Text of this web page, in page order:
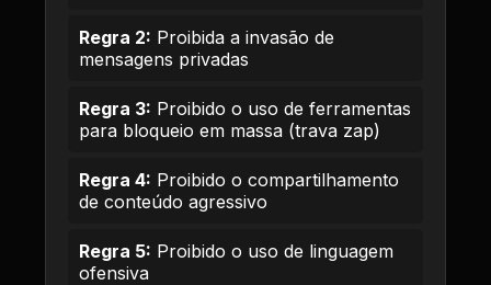
Regra 2: Proibida a invasão de
mensagens privadas
Regra 3: Proibido o uso de ferramentas
para bloqueio em massa (trava zap)
Regra 4: Proibido o compartilhamento
de conteúdo agressivo
Regra 5: Proibido o uso de linguagem
ofensiva